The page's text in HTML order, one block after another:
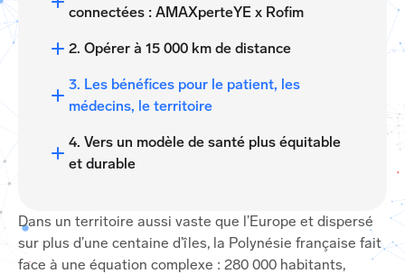
connectées : AMAXperteYE x Rofim
2. Opérer à 15 000 km de distance
3. Les bénéfices pour le patient, les
médecins, le territoire
4. Vers un modèle de santé plus équitable
et durable
Dans un territoire aussi vaste que l’Europe et dispersé
sur plus d’une centaine d’îles, la Polynésie française fait
face à une équation complexe : 280 000 habitants,